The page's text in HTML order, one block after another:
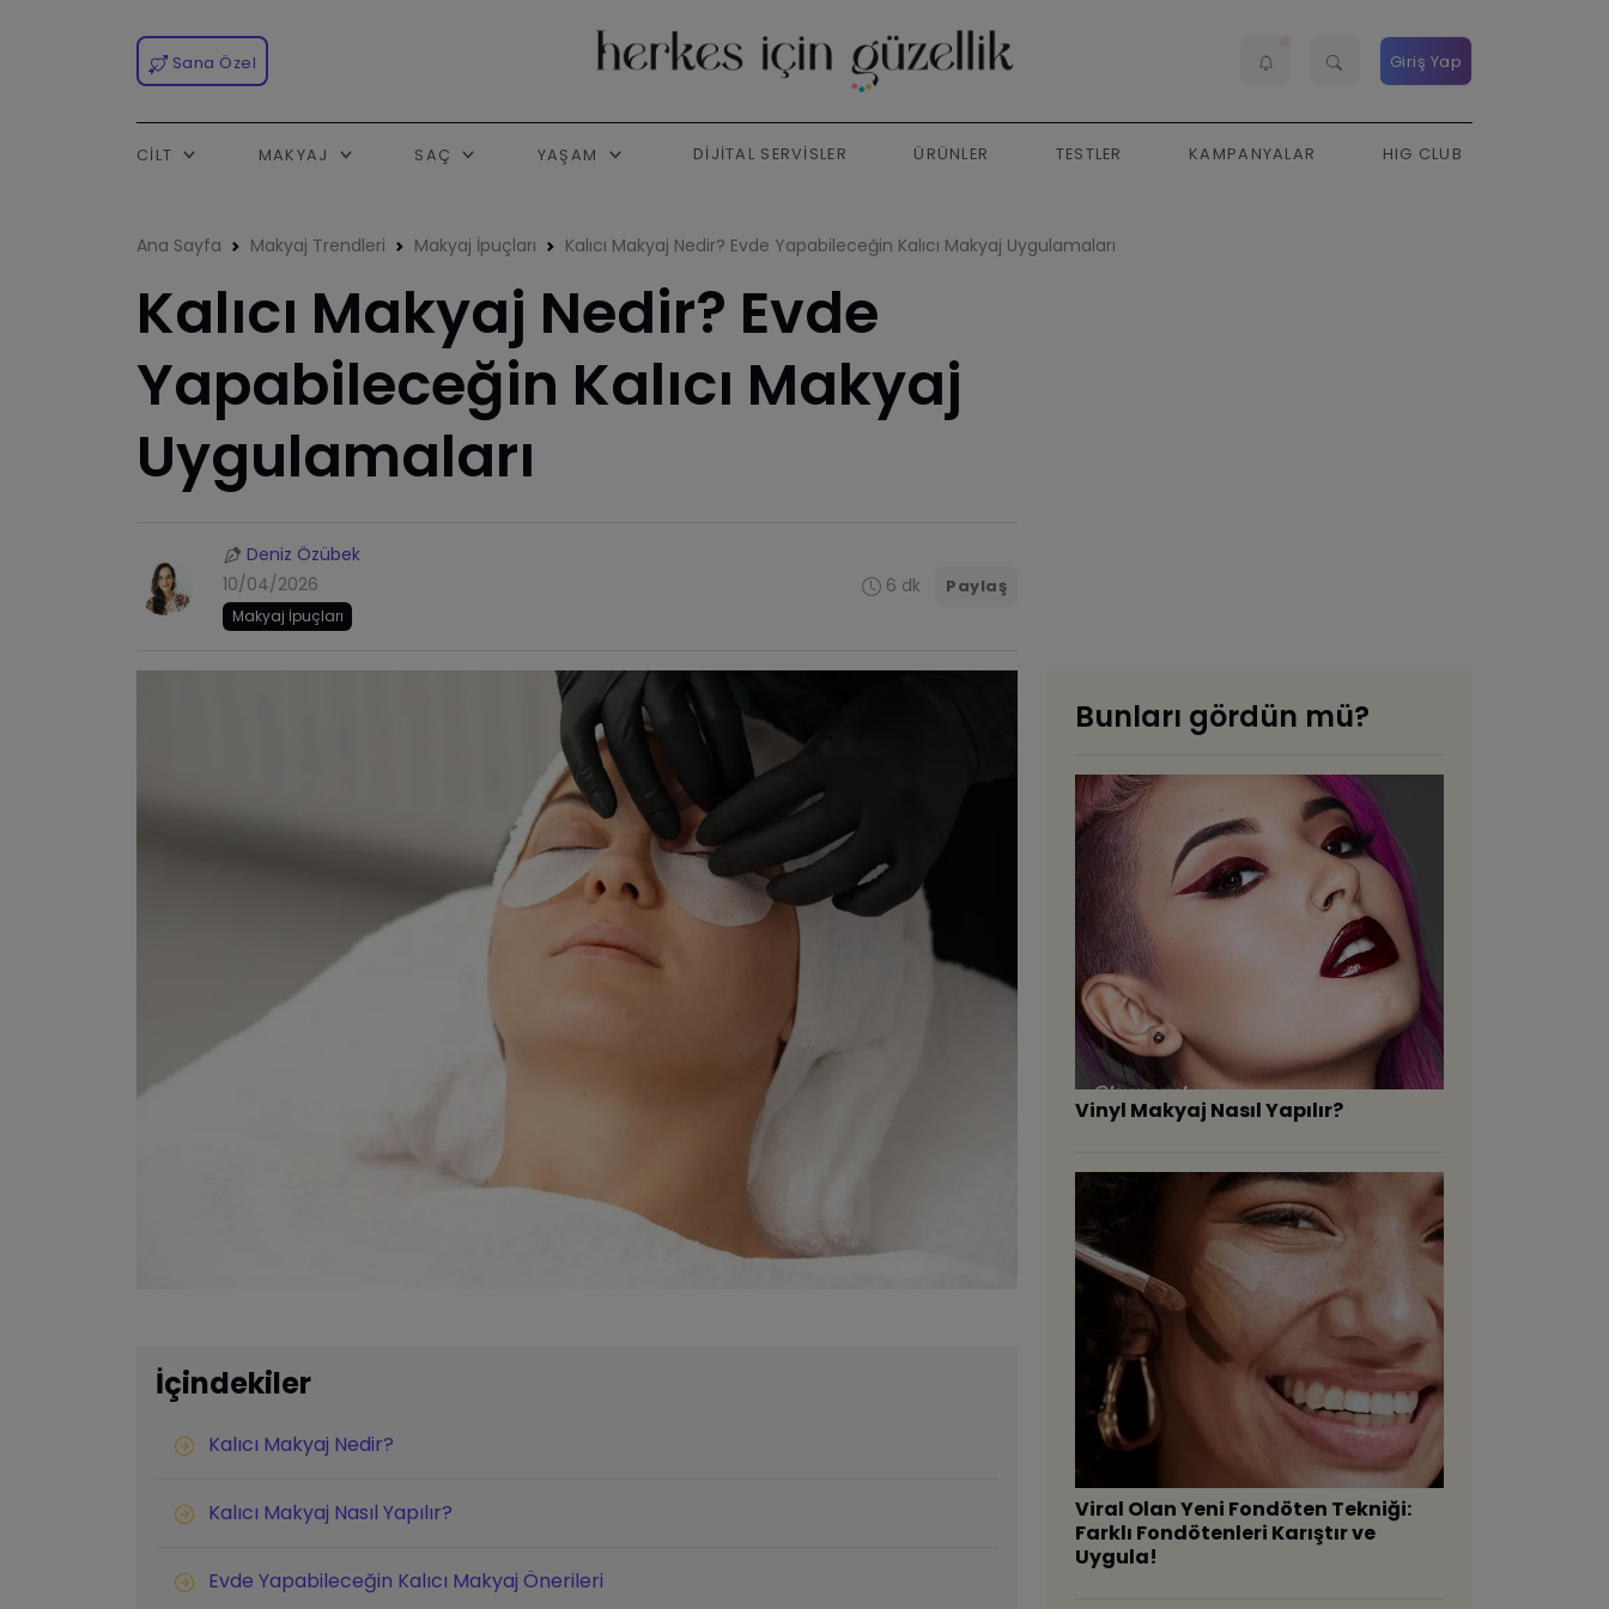
Sana Özel Giriş Yap
CILT MAKYAJ SAÇ YAŞAM DIJITAL SERVISLER ÜRÜNLER TESTLER KAMPANYALAR HIG CLUB
Ana Sayfa Makyaj Trendleri Makyaj İpuçları Kalıcı Makyaj Nedir? Evde Yapabileceğin Kalıcı Makyaj Uygulamaları
Kalıcı Makyaj Nedir? Evde
Yapabileceğin Kalıcı Makyaj
Uygulamaları
Deniz Özübek
10/04/2026
Makyaj İpuçları
6 dk Paylaş
İçindekiler
Kalıcı Makyaj Nedir?
Kalıcı Makyaj Nasıl Yapılır?
Evde Yapabileceğin Kalıcı Makyaj Önerileri
Bunları gördün mü?
Vinyl Makyaj Nasıl Yapılır?
Viral Olan Yeni Fondöten Tekniği:
Farklı Fondötenleri Karıştır ve
Uygula!